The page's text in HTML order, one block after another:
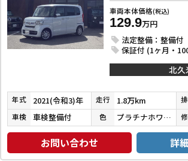
車両本体価格(税込)
129.9万円
法定整備：整備付
保証付 (1ヶ月・
北久
年式 2021(令和3)年 走行 1.8万km
車検 車検整備付 色 プラチナホワイトパール
お問い合わせ 詳